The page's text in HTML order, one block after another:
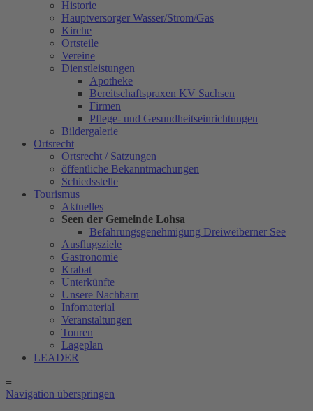
Historie
Hauptversorger Wasser/Strom/Gas
Kirche
Ortsteile
Vereine
Dienstleistungen
Apotheke
Bereitschaftspraxen KV Sachsen
Firmen
Pflege- und Gesundheitseinrichtungen
Bildergalerie
Ortsrecht
Ortsrecht / Satzungen
öffentliche Bekanntmachungen
Schiedsstelle
Tourismus
Aktuelles
Seen der Gemeinde Lohsa
Befahrungsgenehmigung Dreiweiberner See
Ausflugsziele
Gastronomie
Krabat
Unterkünfte
Unsere Nachbarn
Infomaterial
Veranstaltungen
Touren
Lageplan
LEADER
≡
Navigation überspringen